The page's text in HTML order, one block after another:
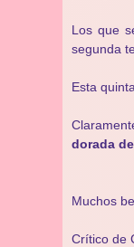
Los que
segunda
Esta
dorada
Muchos
Crítico de